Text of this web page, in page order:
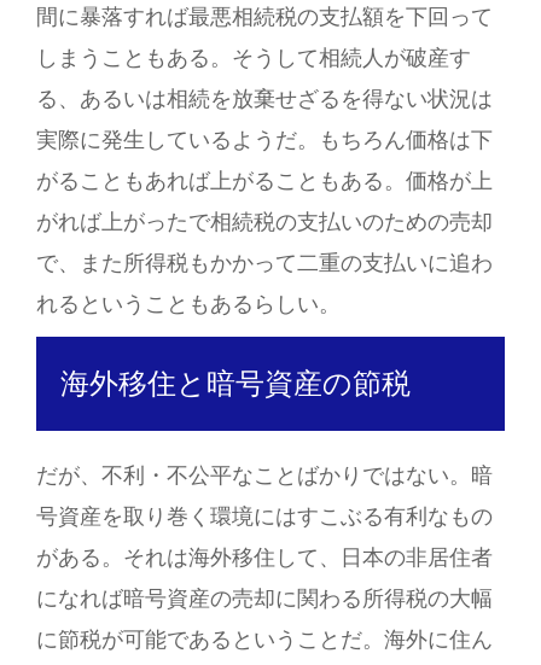
間に暴落すれば最悪相続税の支払額を下回って
しまうこともある。そうして相続人が破産す
る、あるいは相続を放棄せざるを得ない状況は
実際に発生しているようだ。もちろん価格は下
がることもあれば上がることもある。価格が上
がれば上がったで相続税の支払いのための売却
で、また所得税もかかって二重の支払いに追わ
れるということもあるらしい。
海外移住と暗号資産の節税
だが、不利・不公平なことばかりではない。暗
号資産を取り巻く環境にはすこぶる有利なもの
がある。それは海外移住して、日本の非居住者
になれば暗号資産の売却に関わる所得税の大幅
に節税が可能であるということだ。海外に住ん